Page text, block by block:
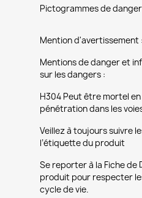
Pictogrammes de
Mention d'avertissement :
Mentions de danger et
sur les dangers :
H304 Peut être mortel
pénétration dans les
Veillez à toujours suivre
l’étiquette du produit
Se reporter à la Fiche de
produit pour respecter
cycle de vie.